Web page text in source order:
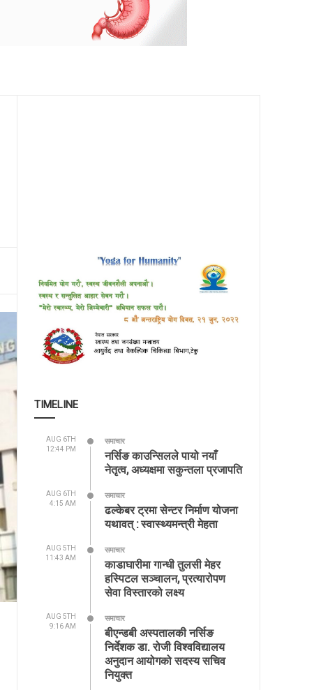
TIMELINE
AUG 6TH
12:44 PM
समाचार
नर्सिङ काउन्सिलले पायो नयाँ
नेतृत्व, अध्यक्षमा सकुन्तला प्रजापति
AUG 6TH
4:15 AM
समाचार
ढल्केबर ट्रमा सेन्टर निर्माण योजना
यथावत् : स्वास्थ्यमन्त्री मेहता
AUG 5TH
11:43 AM
समाचार
काडाघारीमा गान्धी तुलसी मेहर
हस्पिटल सञ्चालन, प्रत्यारोपण
सेवा विस्तारको लक्ष्य
AUG 5TH
9:16 AM
समाचार
बीएन्डबी अस्पतालकी नर्सिङ
निर्देशक डा. रोजी विश्वविद्यालय
अनुदान आयोगको सदस्य सचिव
नियुक्त